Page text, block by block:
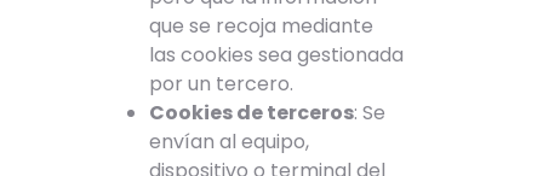
que se recoja mediante
las cookies sea gestionada
por un tercero.
Cookies de terceros: Se
envían al equipo,